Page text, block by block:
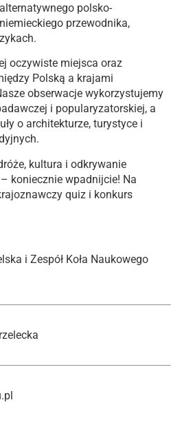
alternatywnego polsko-
niemieckiego przewodnika,
oczywiste miejsca oraz
Polską a krajami
obserwacje wykorzystujemy
i popularyzatorskiej, a
o architekturze, turystyce i
kultura i odkrywanie
koniecznie wpadnijcie! Na
quiz i konkurs
i Zespół Koła Naukowego